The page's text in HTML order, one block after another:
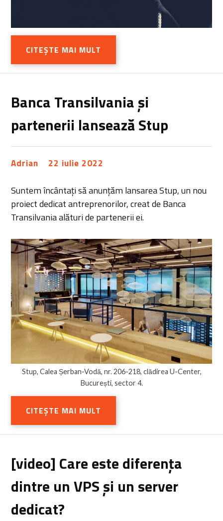
CITEȘTE MAI MULT
Banca Transilvania și
partenerii lansează Stup
Adrian 22 iulie 2022
Suntem încântați să anunțăm lansarea Stup, un nou
proiect dedicat antreprenorilor, creat de Banca
Transilvania alături de partenerii ei.
Stup, Calea Șerban-Vodă, nr. 206-218, clădirea U-Center,
București, sector 4.
CITEȘTE MAI MULT
[video] Care este diferența
dintre un VPS și un server
dedicat?